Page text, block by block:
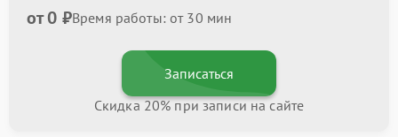
от 0 ₽Время работы: от 30 мин
Записаться
Скидка 20% при записи на сайте